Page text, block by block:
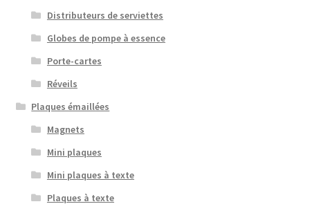
Distributeurs de serviettes
Globes de pompe à essence
Porte-cartes
Réveils
Plaques émaillées
Magnets
Mini plaques
Mini plaques à texte
Plaques à texte